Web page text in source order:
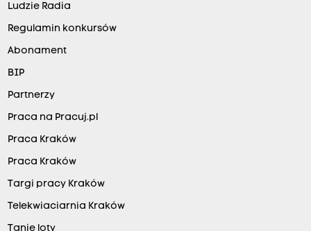
Ludzie Radia
Regulamin konkursów
Abonament
BIP
Partnerzy
Praca na Pracuj.pl
Praca Kraków
Praca Kraków
Targi pracy Kraków
Telekwiaciarnia Kraków
Tanie loty